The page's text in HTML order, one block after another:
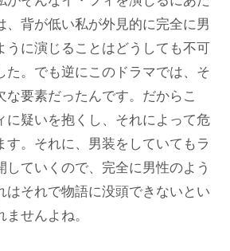
、背が低い私が外見的に完全に男
うに演じることはどうしても不可
た。でも逆にこのドラマでは、そ
な要素だったんです。だからこ
に疑いを抱くし、それによって危
す。それに、男装をしていてもラ
していくので、完全に男性のよう
はそれで物語に没頭できないとい
せんよね。